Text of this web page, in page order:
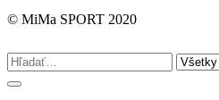
© MiMa SPORT 2020